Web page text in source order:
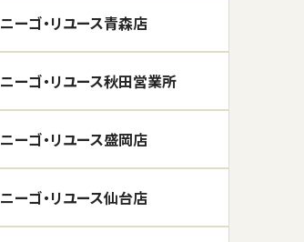
ニーゴ・リユース青森店
ニーゴ・リユース秋田営業所
ニーゴ・リユース盛岡店
ニーゴ・リユース仙台店